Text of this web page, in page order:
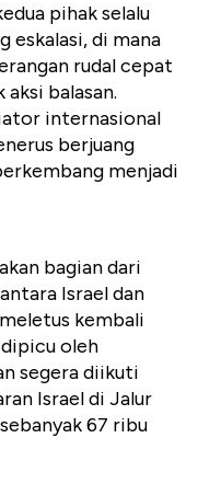
pihak selalu
eskalasi, di mana
rudal cepat
balasan.
internasional
berjuang
menjadi
bagian dari
Israel dan
kembali
oleh
segera diikuti
Israel di Jalur
67 ribu